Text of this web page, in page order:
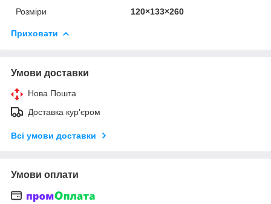
Розміри
120×133×260
Приховати
Умови доставки
Нова Пошта
Доставка кур'єром
Всі умови доставки
Умови оплати